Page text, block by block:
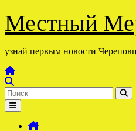
Перейти
содержимому
Местный
узнай первым новости